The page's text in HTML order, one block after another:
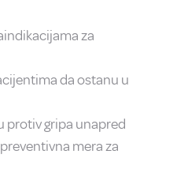
za
da ostanu u
protiv gripa unapred
mera za